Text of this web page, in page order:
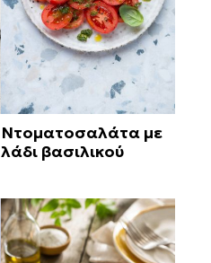
Ντοματοσαλάτα με
λάδι βασιλικού